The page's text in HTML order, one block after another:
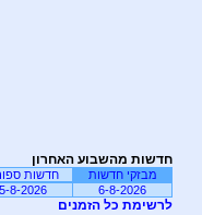
חדשות מהשבוע האחרון
מבזקי חדשות חדשות
6-8-2026
5-8-2026
לרשימת כל הזמנים